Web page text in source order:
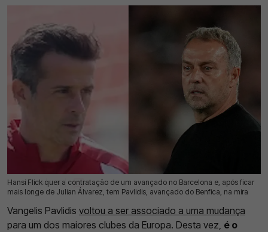
Hansi Flick quer a contratação de um avançado no Barcelona e, após ficar
mais longe de Julian Álvarez, tem Pavlidis, avançado do Benfica, na mira
30 Jul 2026 | 11:08 | 0
Vangelis Pavlidis voltou a ser associado a uma mudança
para um dos maiores clubes da Europa. Desta vez, é o